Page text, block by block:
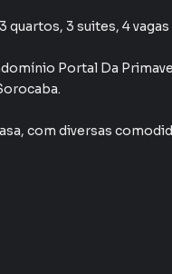
quartos, 3 suites, 4
Portal Da
.
, com diversas